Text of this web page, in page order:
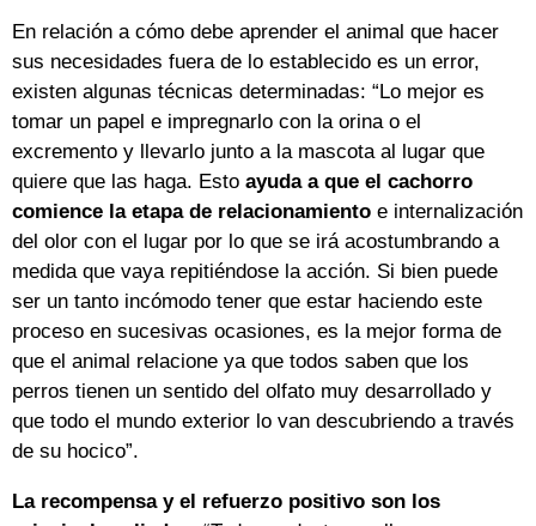
En relación a cómo debe aprender el animal que hacer
sus necesidades fuera de lo establecido es un error,
existen algunas técnicas determinadas: “Lo mejor es
tomar un papel e impregnarlo con la orina o el
excremento y llevarlo junto a la mascota al lugar que
quiere que las haga. Esto ayuda a que el cachorro
comience la etapa de relacionamiento e internalización
del olor con el lugar por lo que se irá acostumbrando a
medida que vaya repitiéndose la acción. Si bien puede
ser un tanto incómodo tener que estar haciendo este
proceso en sucesivas ocasiones, es la mejor forma de
que el animal relacione ya que todos saben que los
perros tienen un sentido del olfato muy desarrollado y
que todo el mundo exterior lo van descubriendo a través
de su hocico”.
La recompensa y el refuerzo positivo son los